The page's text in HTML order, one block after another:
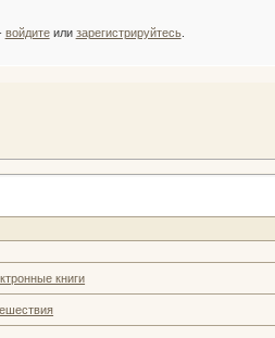
войдитеили зарегистрируйтесь.
книги